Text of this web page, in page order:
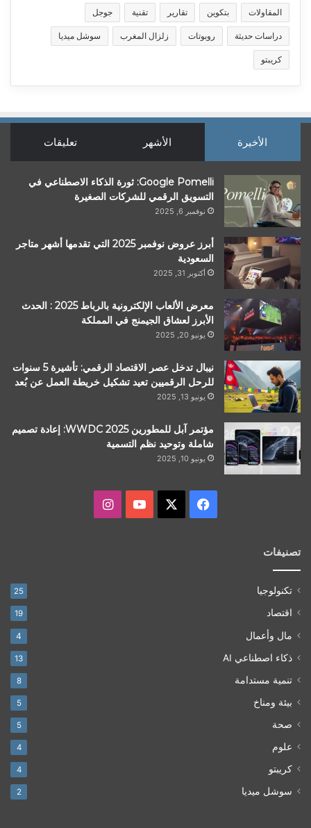
المقاولات بتكوين تقارير تقنية جوجل
دراسات حديثة روبوتات زلزال المغرب سوشل ميديا
كريبتو
الأخيرة الأشهر تعليقات
Google Pomelli: ثورة الذكاء الاصطناعي في
التسويق الرقمي للشركات الصغيرة
نوفمبر 6, 2025
أبرز عروض نوفمبر 2025 التي تقدمها أشهر متاجر
السعودية
أكتوبر 31, 2025
معرض الألعاب الإلكترونية بالرباط 2025 : الحدث
الأبرز لعشاق الجيمنج في المملكة
يونيو 20, 2025
نيبال تدخل عصر الاقتصاد الرقمي: تأشيرة 5 سنوات
للرحل الرقميين تعيد تشكيل خريطة العمل عن بُعد
يونيو 13, 2025
مؤتمر آبل للمطورين WWDC 2025: إعادة تصميم
شاملة وتوحيد نظم التسمية
يونيو 10, 2025
فيسبوك ‫YouTubeانستقرام
تصنيفات
تكنولوجيا 25
اقتصاد 19
مال وأعمال 4
ذكاء اصطناعي AI 13
تنمية مستدامة 8
بيئة ومناخ 5
صحة 5
علوم 4
كريبتو 4
سوشل ميديا 2